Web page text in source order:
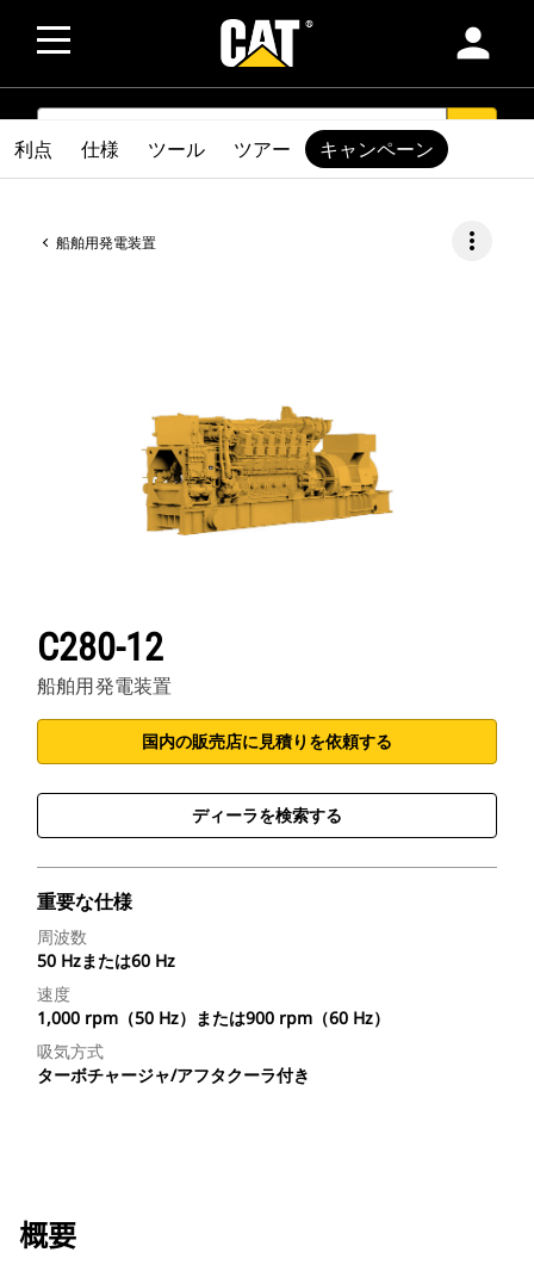
person
SEARCH
船舶用発電装置 more_vert
C280-12
船舶用発電装置
国内の販売店に見積りを依頼する
ディーラを検索する
重要な仕様
周波数
50 Hzまたは60 Hz
速度
1,000 rpm（50 Hz）または900 rpm（60 Hz）
吸気方式
ターボチャージャ/アフタクーラ付き
利点 仕様 ツール ツアー キャンペーン
概要